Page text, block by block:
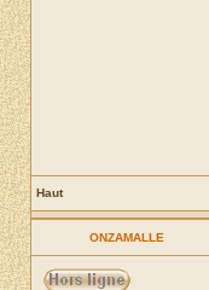
Haut
ONZAMALLE